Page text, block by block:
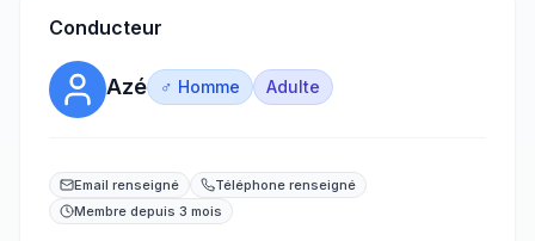
Conducteur
Azé ♂ Homme Adulte
Email renseigné
Téléphone renseigné
Membre depuis 3 mois